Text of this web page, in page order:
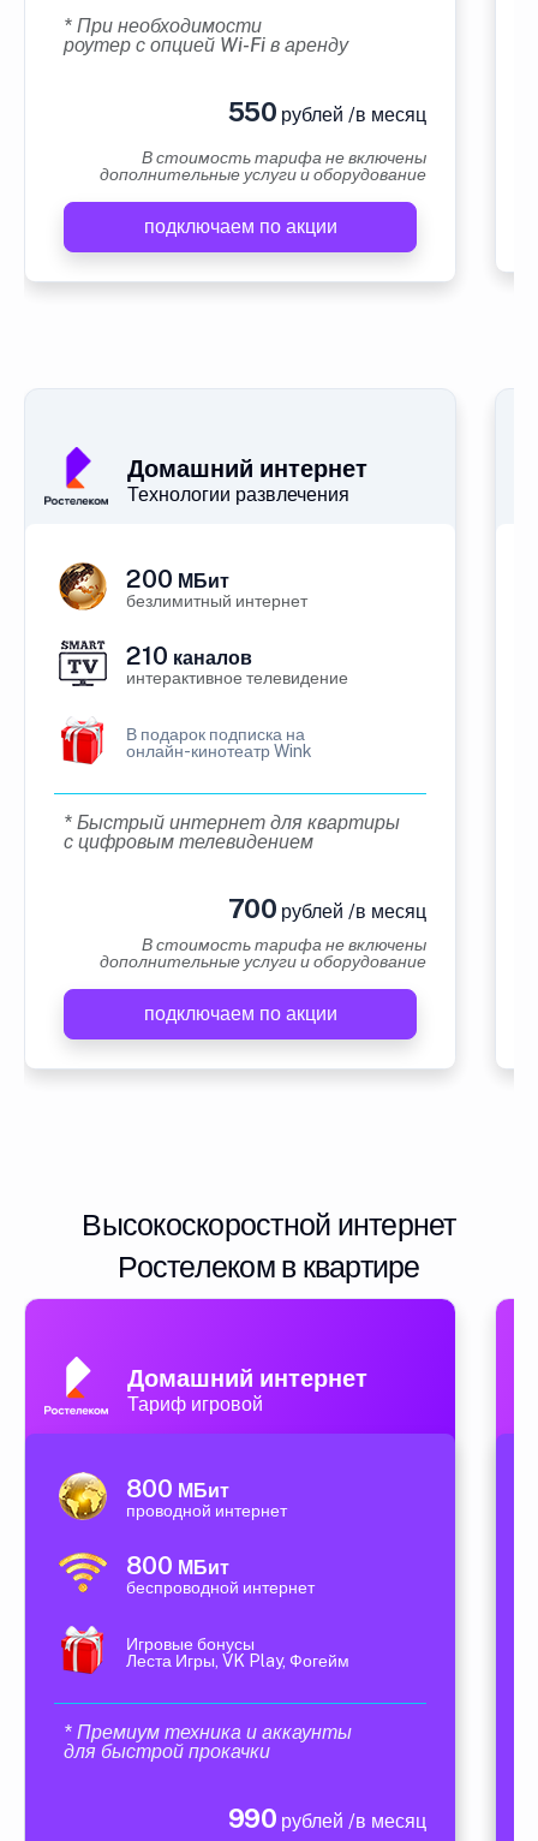
* При необходимости
роутер с опцией Wi-Fi в аренду
550 рублей /в месяц
В стоимость тарифа не включены
дополнительные услуги и оборудование
подключаем по акции
Домашний интернет
Технологии развлечения
200 МБит
безлимитный интернет
210 каналов
интерактивное телевидение
В подарок подписка на
онлайн-кинотеатр Wink
* Быстрый интернет для квартиры
с цифровым телевидением
700 рублей /в месяц
В стоимость тарифа не включены
дополнительные услуги и оборудование
подключаем по акции
Высокоскоростной интернет
Ростелеком в квартире
Домашний интернет
Тариф игровой
800 МБит
проводной интернет
800 МБит
беспроводной интернет
Игровые бонусы
Леста Игры, VK Play, Фогейм
* Премиум техника и аккаунты
для быстрой прокачки
990 рублей /в месяц